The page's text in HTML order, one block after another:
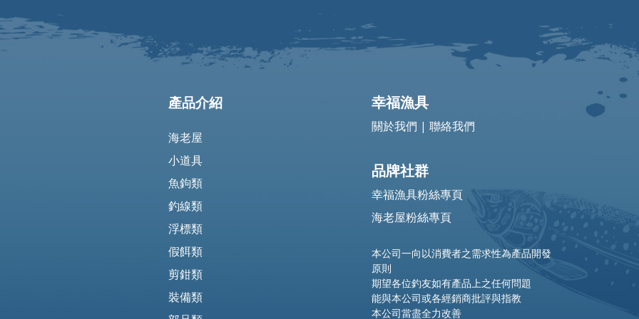
產品介紹
海老屋
小道具
魚鉤類
釣線類
浮標類
假餌類
剪鉗類
裝備類
幸福漁具
關於我們 | 聯絡我們
品牌社群
幸福漁具粉絲專頁
海老屋粉絲專頁
本公司一向以消費者之需求性為產品開發
原則
期望各位釣友如有產品上之任何問題
能與本公司或各經銷商批評與指教
本公司當盡全力改善